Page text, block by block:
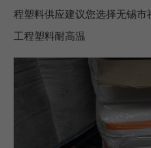
程塑料供应建议您选择无锡
工程塑料耐高温